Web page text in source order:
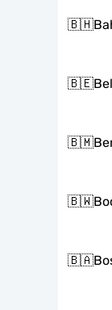
🇧🇭
🇧🇪
🇧🇲
🇧🇼
🇧🇦